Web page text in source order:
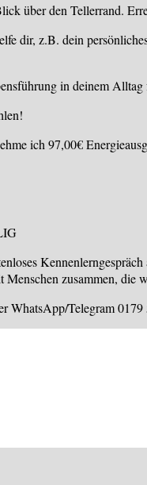
über den Tellerrand.
dir, z.B. dein
in deinem
ich 97,00€
zusammen,
WhatsApp/Telegram 0179